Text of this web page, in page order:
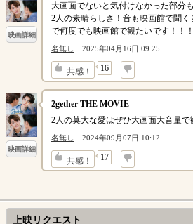
映画詳細
大画面でないと気付けなかった部分
2人の素晴らしさ！音も映画館で聞
で何度でも映画館で観たいです！！！
名無し 2025年04月16日 09:25
共感！ 16
↓
映画詳細
2gether THE MOVIE
2人の莫大な愛はぜひ大画面大音量で
名無し 2024年09月07日 10:12
共感！ 17
↓
上映リクエスト